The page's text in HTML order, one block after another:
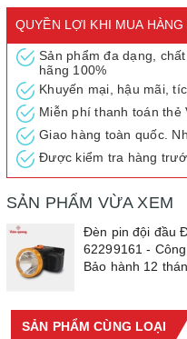
- Quang thông bộ đèn: ≥ 120
- Hệ số hoàn màu: ≥ 70 Ra
- Nhiệt độ làm việc: 10 - 40°C
* Đóng gói:
- Kích thước hộp: 110 x 90 x
QUYỀN LỢI KHI MUA
Sản phẩm đa dạng,
hãng 100%
Khuyến mại, hậu mãi,
Miễn phí thanh toán thẻ
Giao hàng toàn quốc.
Được kiểm tra hàng
SẢN PHẨM VỪA XEM
Đèn pin đội đầu
62299161 -
Bảo hành 12
SẢN PHẨM CÙNG LOẠI